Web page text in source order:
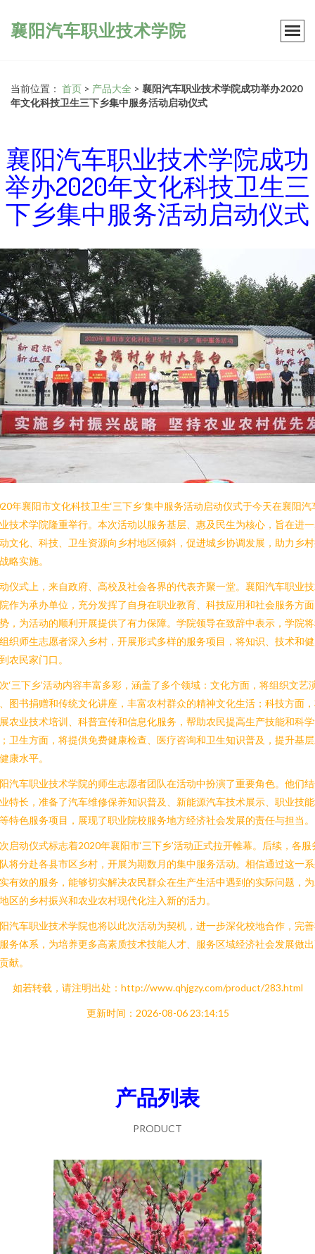
襄阳汽车职业技术学院
当前位置： 首页 > 产品大全 > 襄阳汽车职业技术学院成功举办2020
年文化科技卫生三下乡集中服务活动启动仪式
襄阳汽车职业技术学院成功
举办2020年文化科技卫生三
下乡集中服务活动启动仪式
年襄阳市文化科技卫生‘三下乡’集中服务活动启动仪式于今天在襄阳汽
技术学院隆重举行。本次活动以服务基层、惠及民生为核心，旨在进
文化、科技、卫生资源向乡村地区倾斜，促进城乡协调发展，助力乡
略实施。
仪式上，来自政府、高校及社会各界的代表齐聚一堂。襄阳汽车职业
作为承办单位，充分发挥了自身在职业教育、科技应用和社会服务方
，为活动的顺利开展提供了有力保障。学院领导在致辞中表示，学院
织师生志愿者深入乡村，开展形式多样的服务项目，将知识、技术和
农民家门口。
‘三下乡’活动内容丰富多彩，涵盖了多个领域：文化方面，将组织文艺
图书捐赠和传统文化讲座，丰富农村群众的精神文化生活；科技方面
农业技术培训、科普宣传和信息化服务，帮助农民提高生产技能和科
卫生方面，将提供免费健康检查、医疗咨询和卫生知识普及，提升基
康水平。
汽车职业技术学院的师生志愿者团队在活动中扮演了重要角色。他们
特长，准备了汽车维修保养知识普及、新能源汽车技术展示、职业技
特色服务项目，展现了职业院校服务地方经济社会发展的责任与担当。
启动仪式标志着2020年襄阳市‘三下乡’活动正式拉开帷幕。后续，各服
将分赴各县市区乡村，开展为期数月的集中服务活动。相信通过这一
有效的服务，能够切实解决农民群众在生产生活中遇到的实际问题，
区的乡村振兴和农业农村现代化注入新的活力。
汽车职业技术学院也将以此次活动为契机，进一步深化校地合作，完
务体系，为培养更多高素质技术技能人才、服务区域经济社会发展做
献。
如若转载，请注明出处：http://www.qhjgzy.com/product/283.html
更新时间：2026-08-06 23:14:15
产品列表
PRODUCT